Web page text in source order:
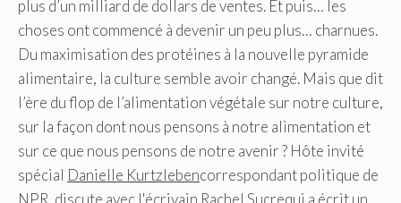
plus d’un milliard de dollars de ventes. Et puis… les
choses ont commencé à devenir un peu plus… charnues.
Du maximisation des protéines à la nouvelle pyramide
alimentaire, la culture semble avoir changé. Mais que dit
l’ère du flop de l’alimentation végétale sur notre culture,
sur la façon dont nous pensons à notre alimentation et
sur ce que nous pensons de notre avenir ? Hôte invité
spécial Danielle Kurtzlebencorrespondant politique de
NPR, discute avec l'écrivain Rachel Sucrequi a écrit un